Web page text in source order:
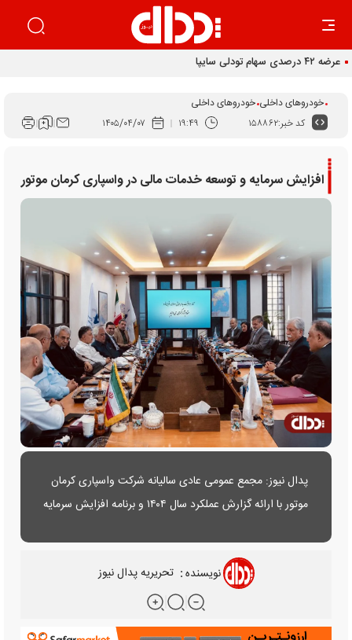
عرضه ۴۲ درصدی سهام تودلی سایپا
خودروهای داخلی خودروهای داخلی
کد خبر:۱۵۸۸۶۲ ۱۹:۴۹ ۱۴۰۵/۰۴/۰۷
افزایش سرمایه و توسعه خدمات مالی در واسپاری کرمان موتور
پدال نیوز: مجمع عمومی عادی سالیانه شرکت واسپاری کرمان
موتور با ارائه گزارش عملکرد سال ۱۴۰۴ و برنامه افزایش سرمایه
نویسنده: تحریریه پدال نیوز